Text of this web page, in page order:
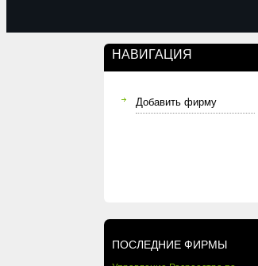
НАВИГАЦИЯ
Добавить фирму
ПОСЛЕДНИЕ ФИРМЫ